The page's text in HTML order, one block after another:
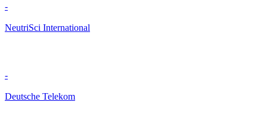
-
NeutriSci International
-
Deutsche Telekom